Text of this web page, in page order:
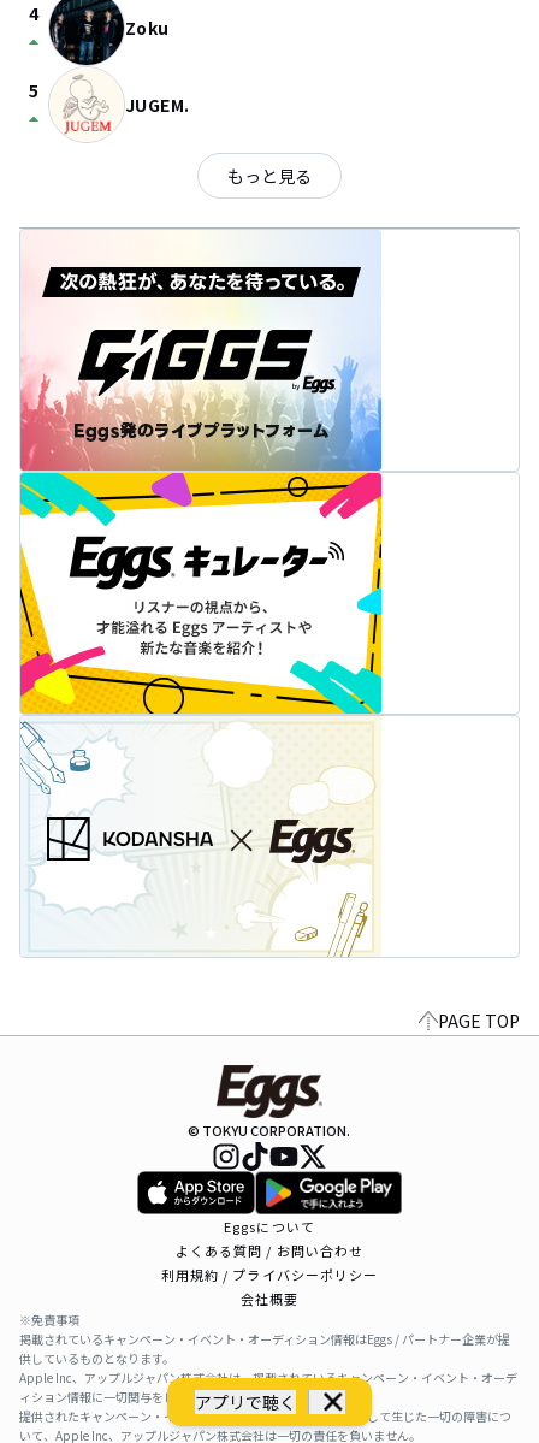
アプリで聴く
4
arrow_drop_up Zoku
5
arrow_drop_up JUGEM.
もっと見る
PAGE TOP
© TOKYU CORPORATION.
Eggsについて
よくある質問 / お問い合わせ
利用規約 / プライバシーポリシー
会社概要
※免責事項
掲載されているキャンペーン・イベント・オーディション情報はEggs / パートナー企業が提
供しているものとなります。
Apple Inc、アップルジャパン株式会社は、掲載されているキャンペーン・イベント・オーデ
ィション情報に一切関与をしておりません。
提供されたキャンペーン・イベント・オーディション情報を利用して生じた一切の障害につ
いて、Apple Inc、アップルジャパン株式会社は一切の責任を負いません。